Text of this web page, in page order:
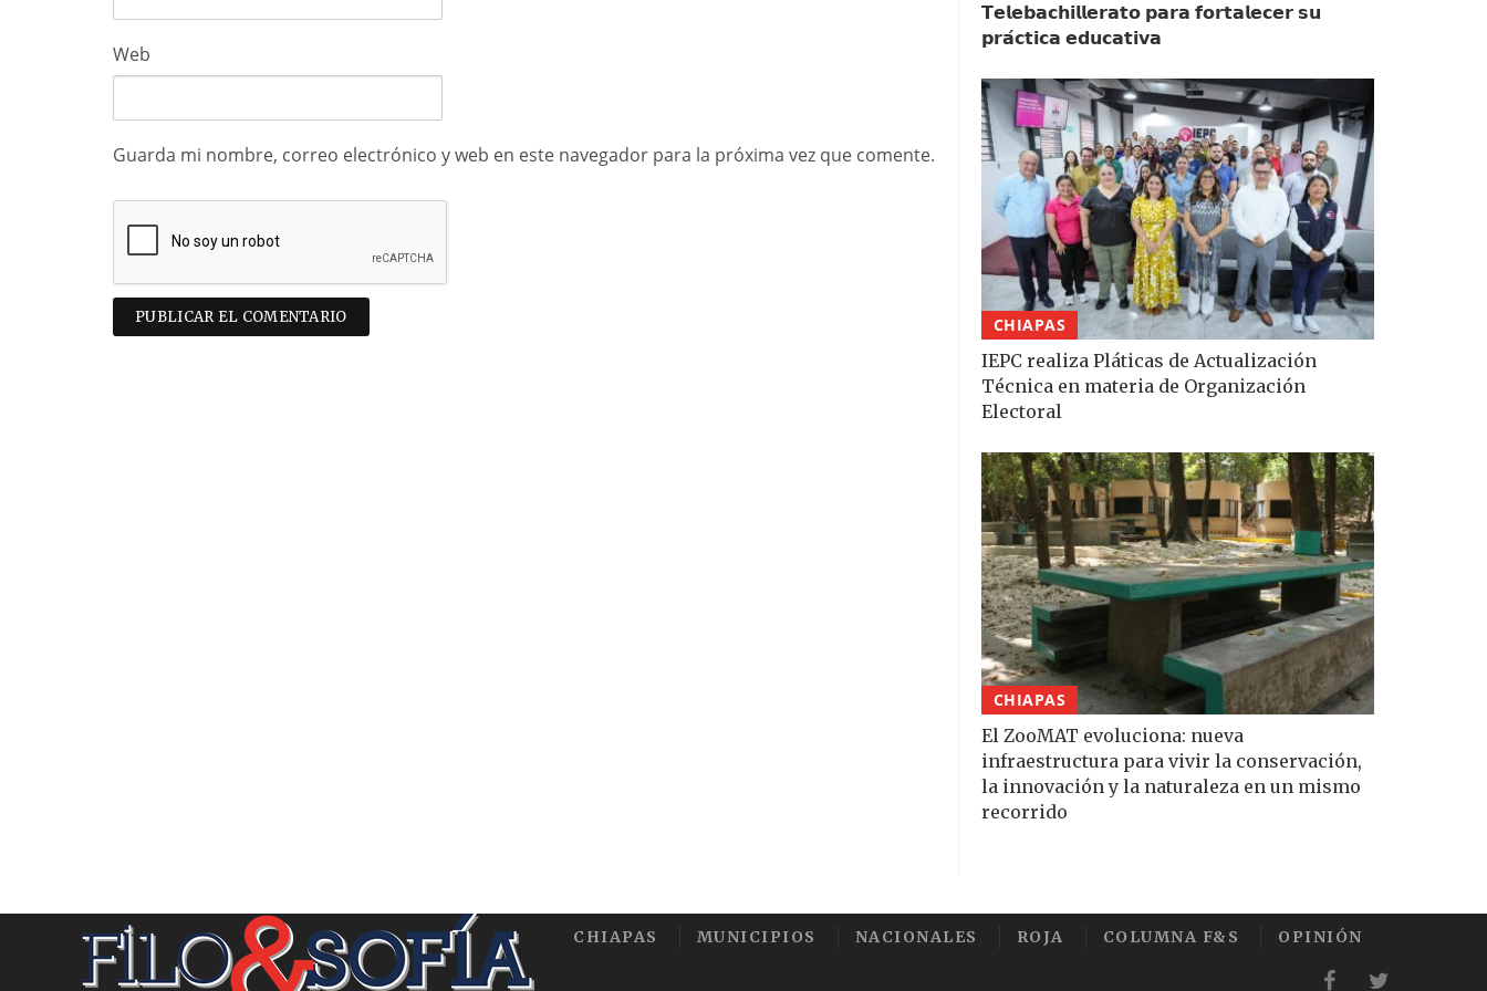
Web
Guarda mi nombre, correo electrónico y web en este navegador para la próxima vez que comente.
𝗧𝗲𝗹𝗲𝗯𝗮𝗰𝗵𝗶𝗹𝗹𝗲𝗿𝗮𝘁𝗼 𝗽𝗮𝗿𝗮 𝗳𝗼𝗿𝘁𝗮𝗹𝗲𝗰𝗲𝗿 𝘀𝘂
𝗽𝗿𝗮́𝗰𝘁𝗶𝗰𝗮 𝗲𝗱𝘂𝗰𝗮𝘁𝗶𝘃𝗮
CHIAPAS
IEPC realiza Pláticas de Actualización
Técnica en materia de Organización
Electoral
CHIAPAS
El ZooMAT evoluciona: nueva
infraestructura para vivir la conservación,
la innovación y la naturaleza en un mismo
recorrido
CHIAPAS MUNICIPIOS NACIONALES ROJA COLUMNA F&S OPINIÓN